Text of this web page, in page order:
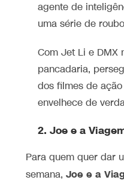
agente de
uma série de
Com Jet Li e DMX
pancadaria,
dos filmes de
envelhece de
2. Joe e a
Para quem quer dar
semana, Joe e a